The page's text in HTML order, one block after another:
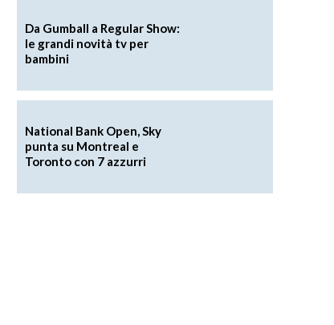
Da Gumball a Regular Show:
le grandi novità tv per
bambini
National Bank Open, Sky
punta su Montreal e
Toronto con 7 azzurri